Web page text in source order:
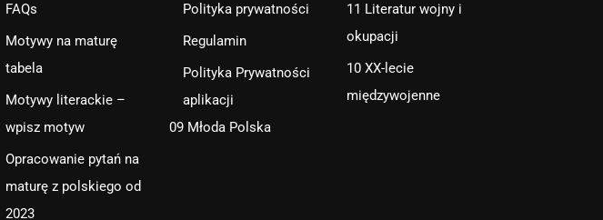
FAQs
Motywy na maturę
tabela
Motywy literackie –
wpisz motyw
Opracowanie pytań na
maturę z polskiego od
2023
Polityka prywatności
Regulamin
Polityka Prywatności
aplikacji
11 Literatur wojny i
okupacji
10 XX-lecie
międzywojenne
09 Młoda Polska